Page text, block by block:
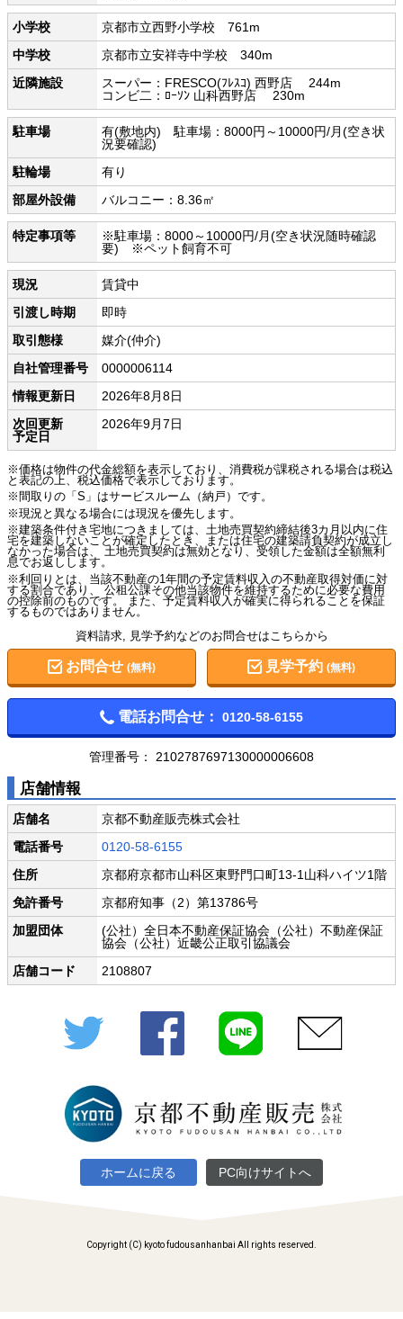
小学校
京都市立西野小学校 761m
中学校
京都市立安祥寺中学校 340m
近隣施設
スーパー：FRESCO(ﾌﾚｽｺ) 西野店 244m
コンビ二：ﾛｰｿﾝ 山科西野店 230m
駐車場
有(敷地内) 駐車場：8000円～10000円/月(空き状
況要確認)
駐輪場
有り
部屋外設備
バルコニー：8.36㎡
特定事項等
※駐車場：8000～10000円/月(空き状況随時確認
要) ※ペット飼育不可
現況
賃貸中
引渡し時期
即時
取引態様
媒介(仲介)
自社管理番号
0000006114
情報更新日
2026年8月8日
次回更新
予定日
2026年9月7日
※価格は物件の代金総額を表示しており、消費税が課税される場合は税込
と表記の上、税込価格で表示しております。
※間取りの「S」はサービスルーム（納戸）です。
※現況と異なる場合には現況を優先します。
※建築条件付き宅地につきましては、土地売買契約締結後3カ月以内に住
宅を建築しないことが確定したとき、または住宅の建築請負契約が成立し
なかった場合は、 土地売買契約は無効となり、受領した金額は全額無利
息でお返しします。
※利回りとは、当該不動産の1年間の予定賃料収入の不動産取得対価に対
する割合であり、 公租公課その他当該物件を維持するために必要な費用
の控除前のものです。 また、予定賃料収入が確実に得られることを保証
するものではありません。
資料請求, 見学予約などのお問合せはこちらから
お問合せ (無料) 見学予約(無料)
電話お問合せ： 0120-58-6155
管理番号： 2102787697130000006608
店舗情報
店舗名
京都不動産販売株式会社
電話番号
0120-58-6155
住所
京都府京都市山科区東野門口町13-1山科ハイツ1階
免許番号
京都府知事（2）第13786号
加盟団体
(公社）全日本不動産保証協会（公社）不動産保証
協会（公社）近畿公正取引協議会
店舗コード
2108807
Twitter Facebook
ホームに戻る PC向けサイトへ
Copyright (C) kyoto fudousanhanbai All rights reserved.